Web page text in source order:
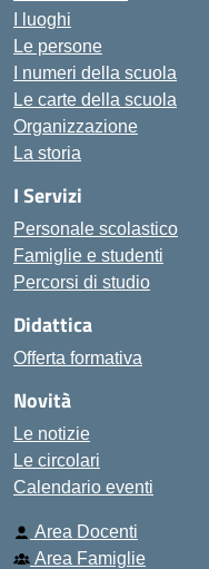
I luoghi
Le persone
I numeri della scuola
Le carte della scuola
Organizzazione
La storia
I Servizi
Personale scolastico
Famiglie e studenti
Percorsi di studio
Didattica
Offerta formativa
Novità
Le notizie
Le circolari
Calendario eventi
Area Docenti
Area Famiglie